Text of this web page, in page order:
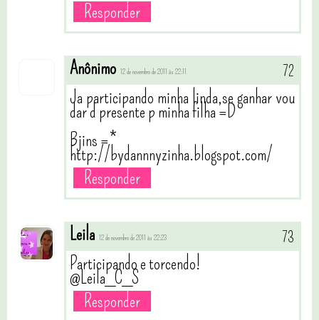
Responder
Anônimo 12 de novembro de 2011 às 22:11
Ja participando minha linda,se ganhar vou
dar d presente p minha filha =D
Bjins =*
http://bydannnyzinha.blogspot.com/
Responder
Leila 12 de novembro de 2011 às 22:23
Participando e torcendo!
@Leila_C_S
Responder